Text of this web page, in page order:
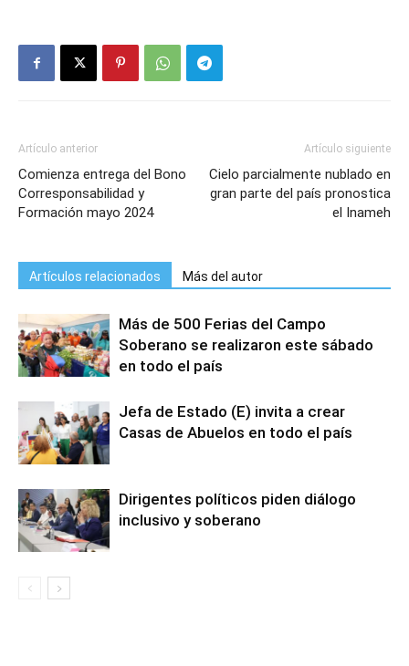
Artículo anterior
Comienza entrega del Bono
Corresponsabilidad y
Formación mayo 2024
Artículo siguiente
Cielo parcialmente nublado en
gran parte del país pronostica
el Inameh
Artículos relacionados Más del autor
Más de 500 Ferias del Campo
Soberano se realizaron este sábado
en todo el país
Jefa de Estado (E) invita a crear
Casas de Abuelos en todo el país
Dirigentes políticos piden diálogo
inclusivo y soberano